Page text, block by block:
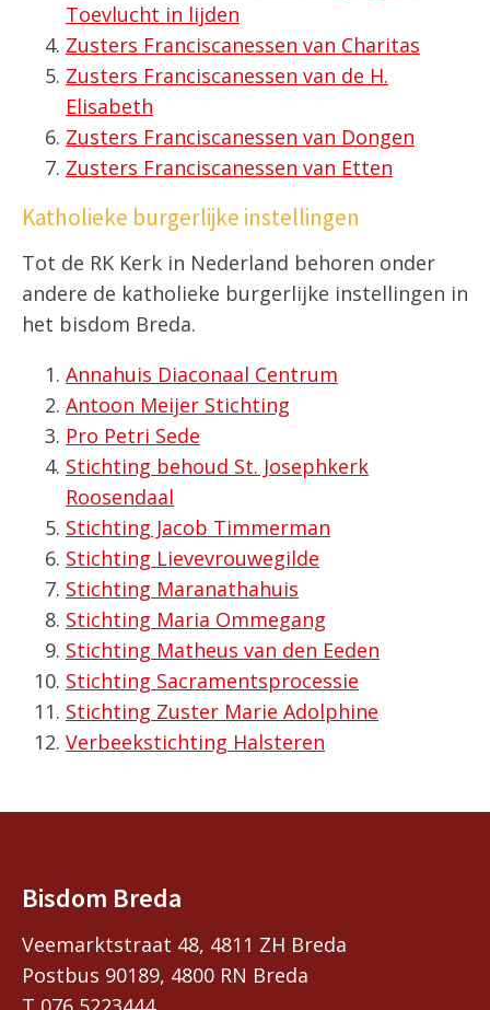
Toevlucht in lijden
Zusters Franciscanessen van Charitas
Zusters Franciscanessen van de H.
Elisabeth
Zusters Franciscanessen van Dongen
Zusters Franciscanessen van Etten
Katholieke burgerlijke instellingen
Tot de RK Kerk in Nederland behoren onder
andere de katholieke burgerlijke instellingen in
het bisdom Breda.
Annahuis Diaconaal Centrum
Antoon Meijer Stichting
Pro Petri Sede
Stichting behoud St. Josephkerk
Roosendaal
Stichting Jacob Timmerman
Stichting Lievevrouwegilde
Stichting Maranathahuis
Stichting Maria Ommegang
Stichting Matheus van den Eeden
Stichting Sacramentsprocessie
Stichting Zuster Marie Adolphine
Verbeekstichting Halsteren
Bisdom Breda
Veemarktstraat 48, 4811 ZH Breda
Postbus 90189, 4800 RN Breda